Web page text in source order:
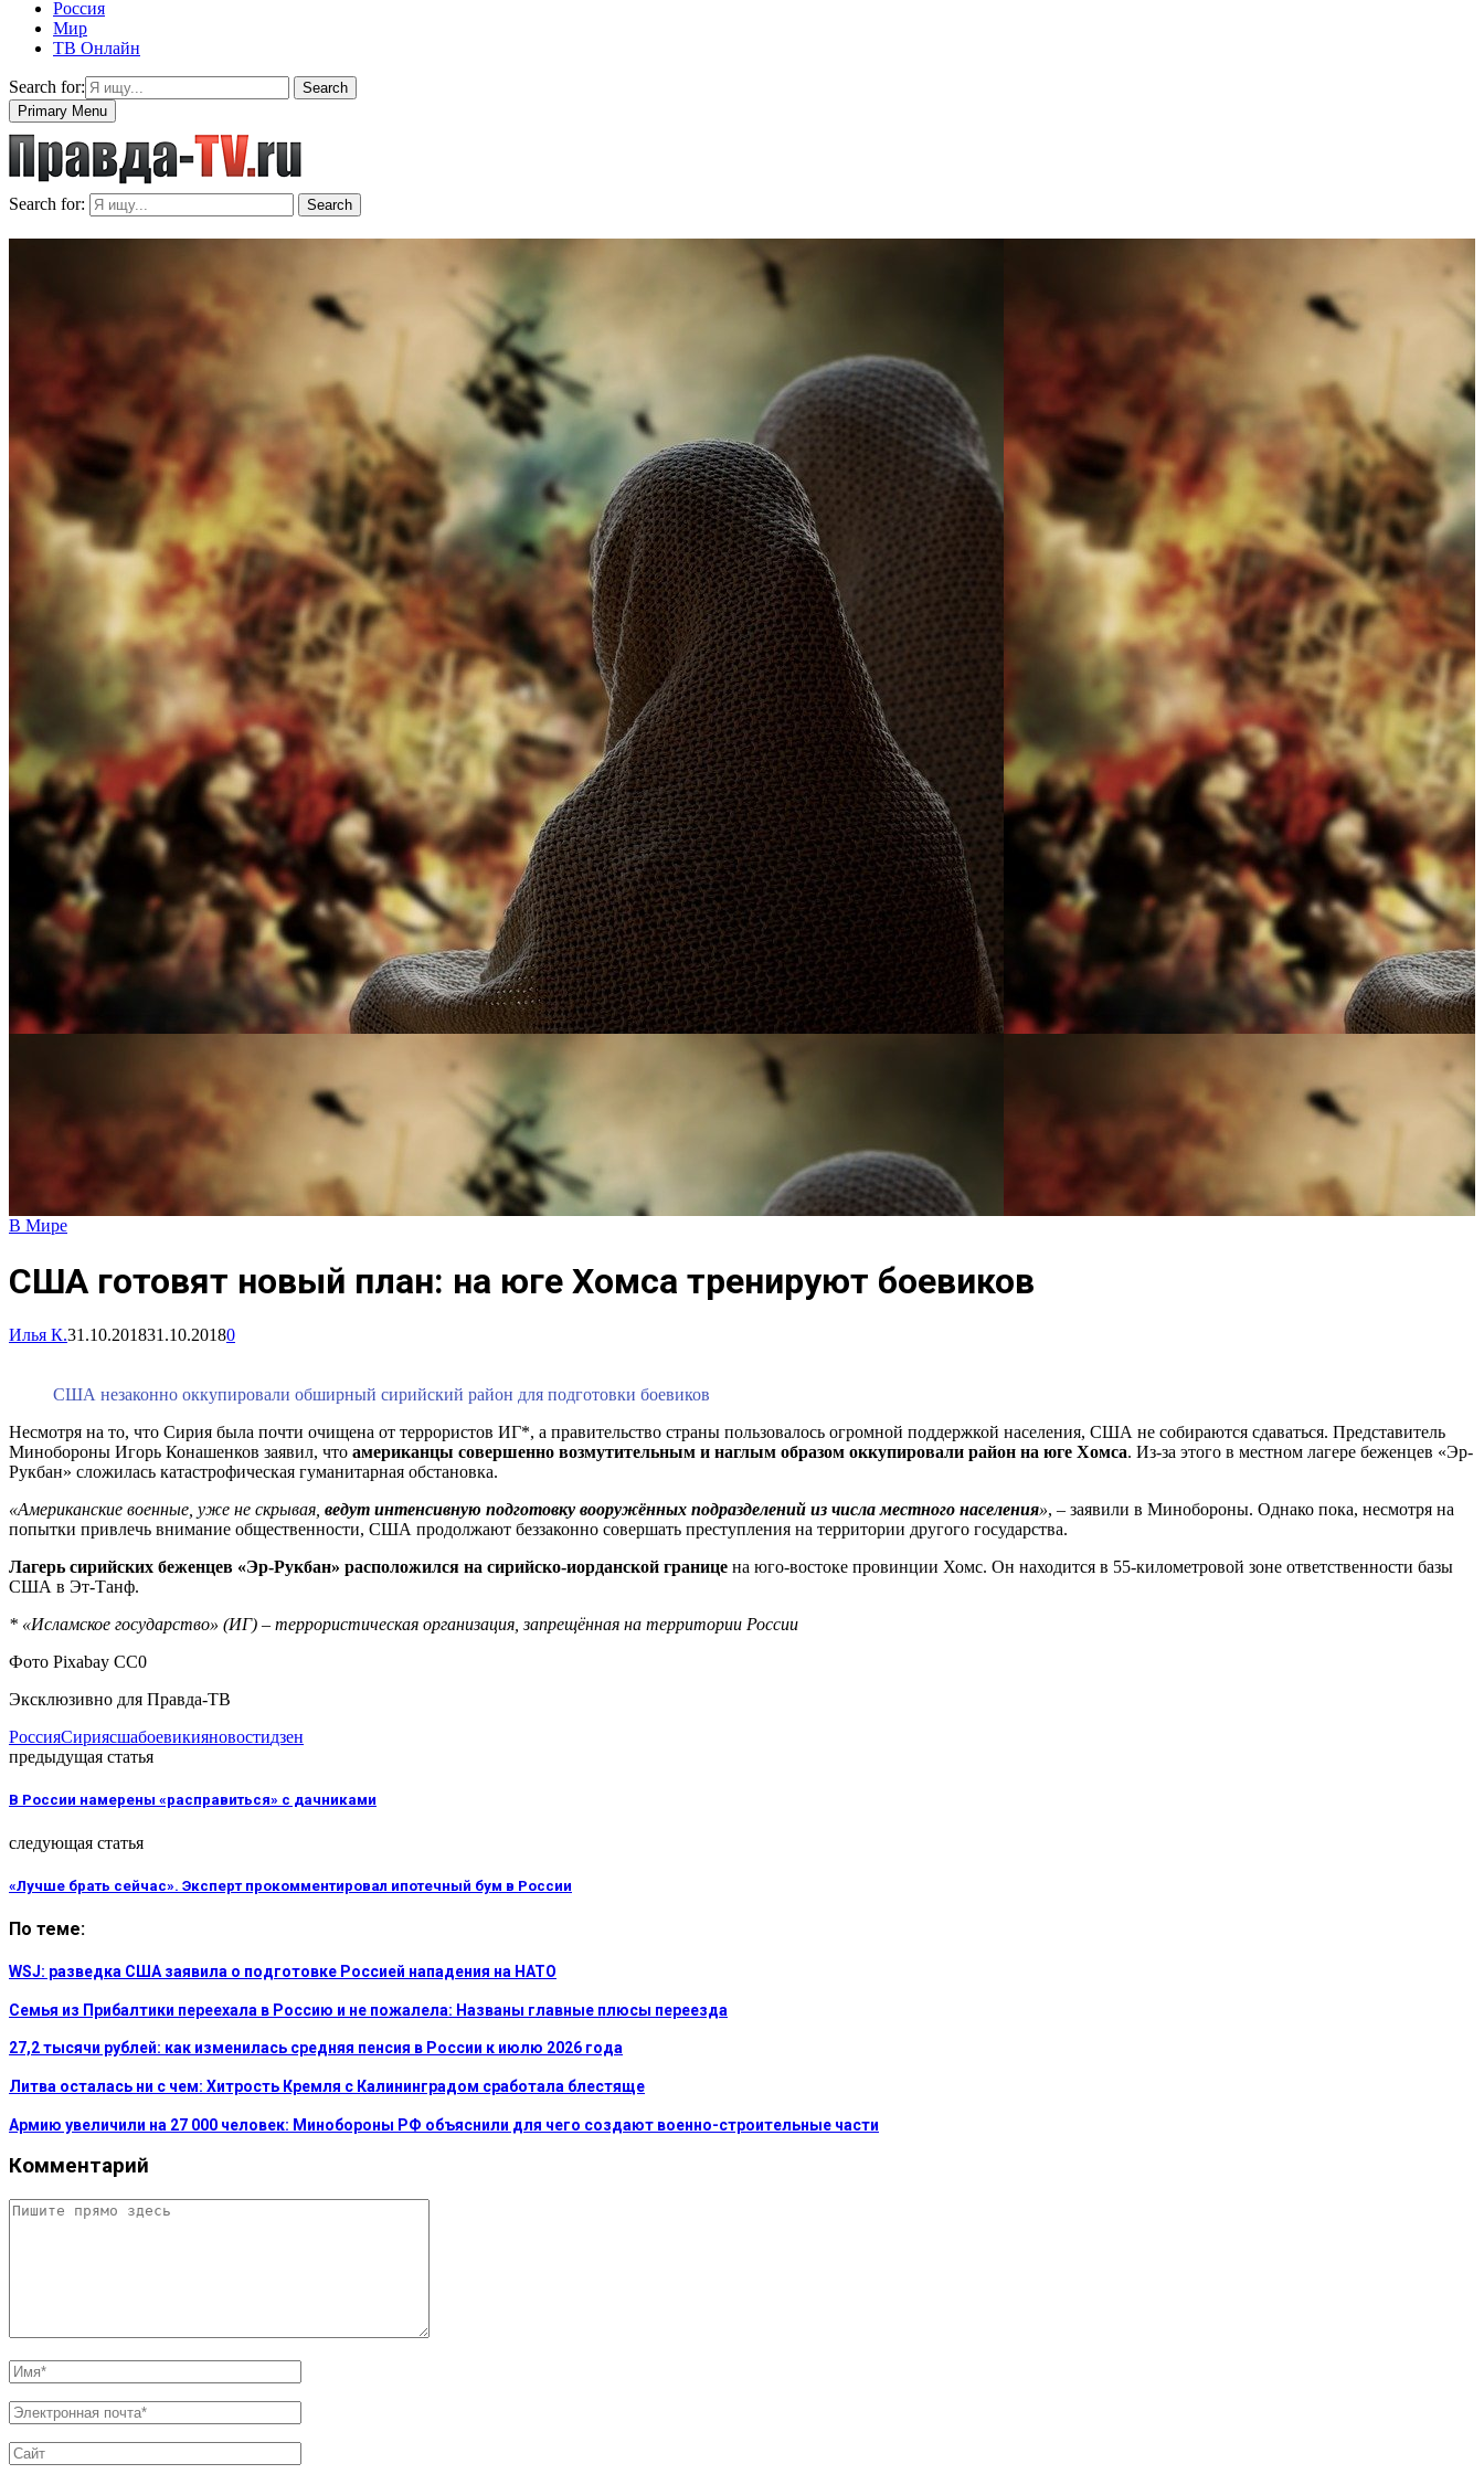
Россия
Мир
ТВ Онлайн
Search for:
Search
Primary Menu
Search for: Search
В Мире
США готовят новый план: на юге Хомса тренируют боевиков
Илья К.31.10.201831.10.20180
США незаконно оккупировали обширный сирийский район для подготовки боевиков
Несмотря на то, что Сирия была почти очищена от террористов ИГ*, а правительство страны пользовалось огромной поддержкой населения, США не собираются сдаваться. Представитель
Минобороны Игорь Конашенков заявил, что американцы совершенно возмутительным и наглым образом оккупировали район на юге Хомса. Из-за этого в местном лагере беженцев «Эр-
Рукбан» сложилась катастрофическая гуманитарная обстановка.
«Американские военные, уже не скрывая, ведут интенсивную подготовку вооружённых подразделений из числа местного населения», – заявили в Минобороны. Однако пока, несмотря на
попытки привлечь внимание общественности, США продолжают беззаконно совершать преступления на территории другого государства.
Лагерь сирийских беженцев «Эр-Рукбан» расположился на сирийско-иорданской границе на юго-востоке провинции Хомс. Он находится в 55-километровой зоне ответственности базы
США в Эт-Танф.
* «Исламское государство» (ИГ) – террористическая организация, запрещённая на территории России
Фото Pixabay CC0
Эксклюзивно для Правда-ТВ
РоссияСириясшабоевикияновостидзен
предыдущая статья
В России намерены «расправиться» с дачниками
следующая статья
«Лучше брать сейчас». Эксперт прокомментировал ипотечный бум в России
По теме:
WSJ: разведка США заявила о подготовке Россией нападения на НАТО
Семья из Прибалтики переехала в Россию и не пожалела: Названы главные плюсы переезда
27,2 тысячи рублей: как изменилась средняя пенсия в России к июлю 2026 года
Литва осталась ни с чем: Хитрость Кремля с Калининградом сработала блестяще
Армию увеличили на 27 000 человек: Минобороны РФ объяснили для чего создают военно-строительные части
Комментарий